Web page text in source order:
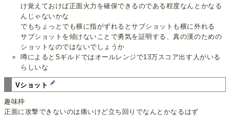
け覚えておけば正面火力を確保できるのである程度なんとかなる
んじゃないかな
でもちょっとでも横に指がずれるとサブショットも横に外れる
サブショットを傾けないことで勇気を証明する、真の漢のための
ショットなのではないでしょうか
噂によるとSギルドではオールレンジで13万スコア出す人がいる
らしいな
Vショット
趣味枠
正面に攻撃できないのは痛いけど立ち回りでなんとかなるはず